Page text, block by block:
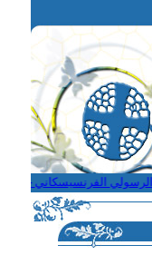
الفرنسيسكاني - لبنان